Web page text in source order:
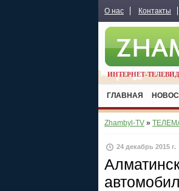
О нас Контакты
ИНТЕРНЕТ-
ГЛАВНАЯ
Zhambyl-TV »
24 декабрь 2015 г.